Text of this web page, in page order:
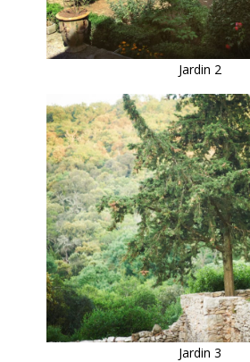
Jardin 2
Jardin 3